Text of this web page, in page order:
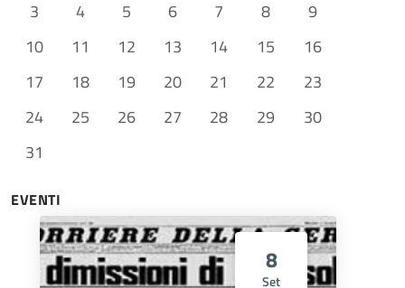
3
4 5 6 7 8
9
10
11 12 13 14 15
16
17
18 19 20 21 22
23
24
25 26 27 28 29
30
31
EVENTI
8
Set